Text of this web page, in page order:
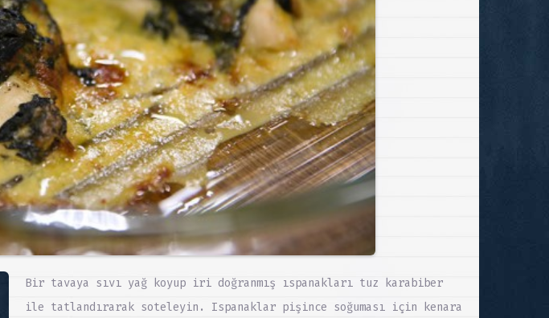
Bir tavaya sıvı yağ koyup iri doğranmış ıspanakları tuz karabiber
ile tatlandırarak soteleyin. Ispanaklar pişince soğuması için kenara